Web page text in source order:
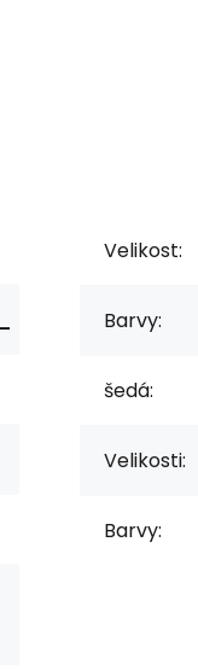
Velikost:
Barvy:
šedá:
Velikosti:
Barvy: